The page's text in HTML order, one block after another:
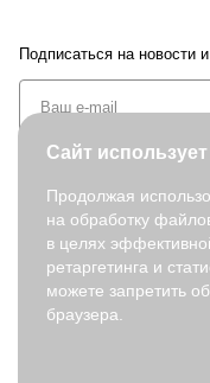
Подписаться на новости
+7 (495) 127-08-52
order@fabretti.ru
© 2026. fabretti.ru. Все
Сайт использует
Продолжая
на обработку
в целях
ретаргетинга и
можете запретить
браузера.